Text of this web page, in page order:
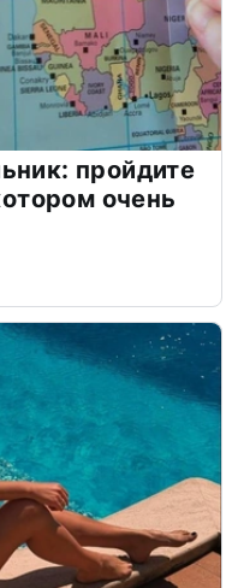
пройдите
очень